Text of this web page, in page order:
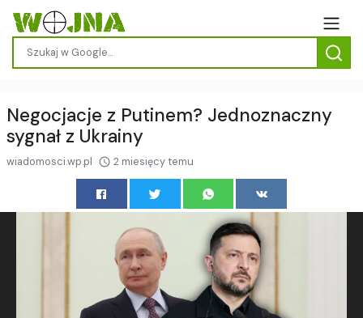
Negocjacje z Putinem? Jednoznaczny
sygnał z Ukrainy
wiadomosci.wp.pl 2 miesięcy temu